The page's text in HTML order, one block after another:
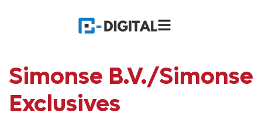
Simonse B.V./Simonse
Exclusives